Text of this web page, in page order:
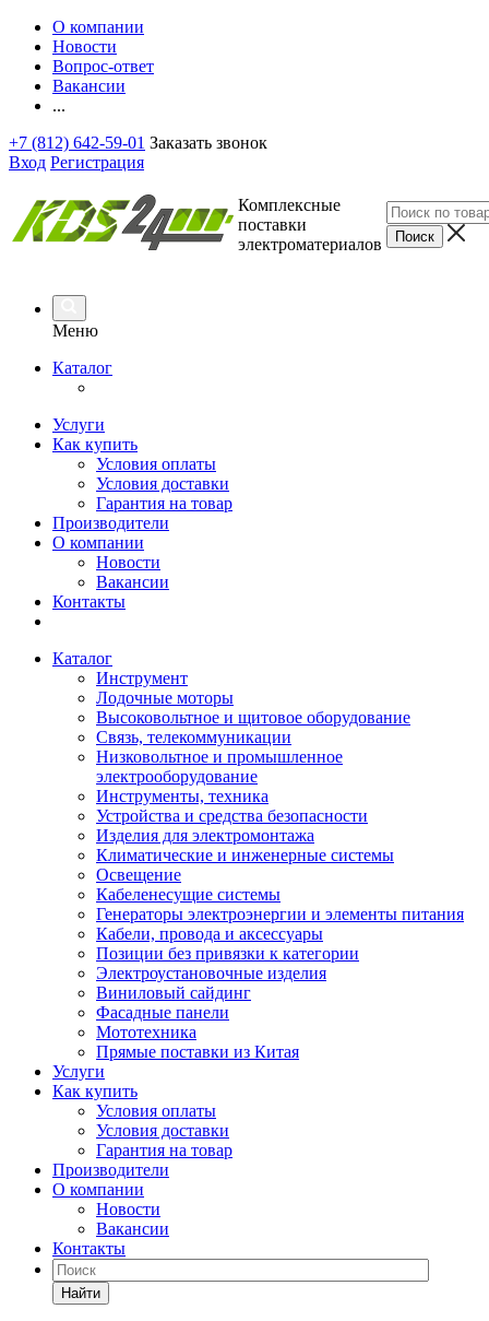
О компании
Новости
Вопрос-ответ
Вакансии
...
+7 (812) 642-59-01 Заказать звонок
Вход Регистрация
Комплексные
поставки
электроматериалов
Меню
Каталог
Услуги
Как купить
Условия оплаты
Условия доставки
Гарантия на товар
Производители
О компании
Новости
Вакансии
Контакты
Каталог
Инструмент
Лодочные моторы
Высоковольтное и щитовое оборудование
Связь, телекоммуникации
Низковольтное и промышленное
электрооборудование
Инструменты, техника
Устройства и средства безопасности
Изделия для электромонтажа
Климатические и инженерные системы
Освещение
Кабеленесущие системы
Генераторы электроэнергии и элементы питания
Кабели, провода и аксессуары
Позиции без привязки к категории
Электроустановочные изделия
Виниловый сайдинг
Фасадные панели
Мототехника
Прямые поставки из Китая
Услуги
Как купить
Условия оплаты
Условия доставки
Гарантия на товар
Производители
О компании
Новости
Вакансии
Контакты
Найти